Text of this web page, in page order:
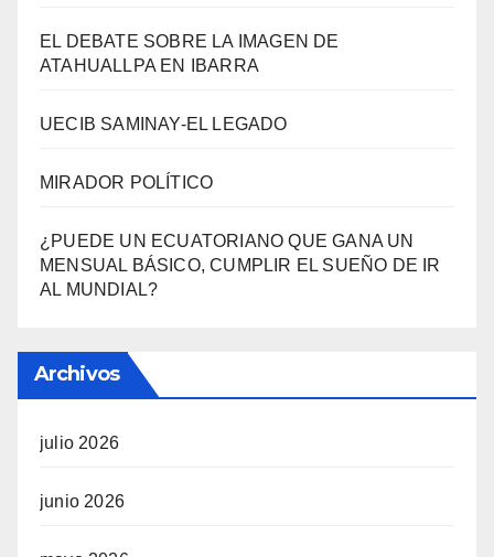
EL DEBATE SOBRE LA IMAGEN DE
ATAHUALLPA EN IBARRA
UECIB SAMINAY-EL LEGADO
MIRADOR POLÍTICO
¿PUEDE UN ECUATORIANO QUE GANA UN
MENSUAL BÁSICO, CUMPLIR EL SUEÑO DE IR
AL MUNDIAL?
Archivos
julio 2026
junio 2026